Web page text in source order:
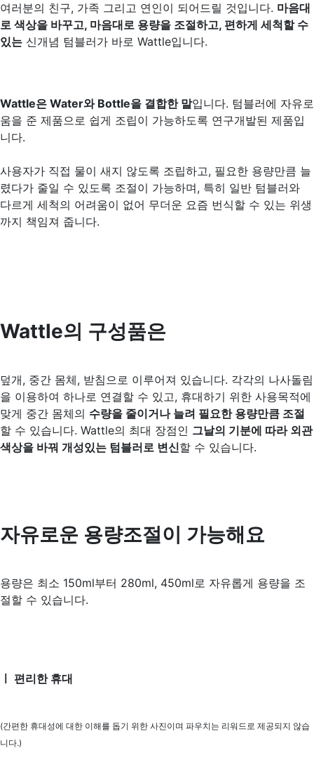
여러분의 친구, 가족 그리고 연인이 되어드릴 것입니다. 마음대
로 색상을 바꾸고, 마음대로 용량을 조절하고, 편하게 세척할 수
있는 신개념 텀블러가 바로 Wattle입니다.
Wattle은 Water와 Bottle을 결합한 말입니다. 텀블러에 자유로
움을 준 제품으로 쉽게 조립이 가능하도록 연구개발된 제품입
니다.
사용자가 직접 물이 새지 않도록 조립하고, 필요한 용량만큼 늘
렸다가 줄일 수 있도록 조절이 가능하며, 특히 일반 텀블러와
다르게 세척의 어려움이 없어 무더운 요즘 번식할 수 있는 위생
까지 책임져 줍니다.
Wattle의 구성품은
덮개, 중간 몸체, 받침으로 이루어져 있습니다. 각각의 나사돌림
을 이용하여 하나로 연결할 수 있고, 휴대하기 위한 사용목적에
맞게 중간 몸체의 수량을 줄이거나 늘려 필요한 용량만큼 조절
할 수 있습니다. Wattle의 최대 장점인 그날의 기분에 따라 외관
색상을 바꿔 개성있는 텀블러로 변신할 수 있습니다.
자유로운 용량조절이 가능해요
용량은 최소 150ml부터 280ml, 450ml로 자유롭게 용량을 조
절할 수 있습니다.
ㅣ 편리한 휴대
(간편한 휴대성에 대한 이해를 돕기 위한 사진이며 파우치는 리워드로 제공되지 않습
니다.)